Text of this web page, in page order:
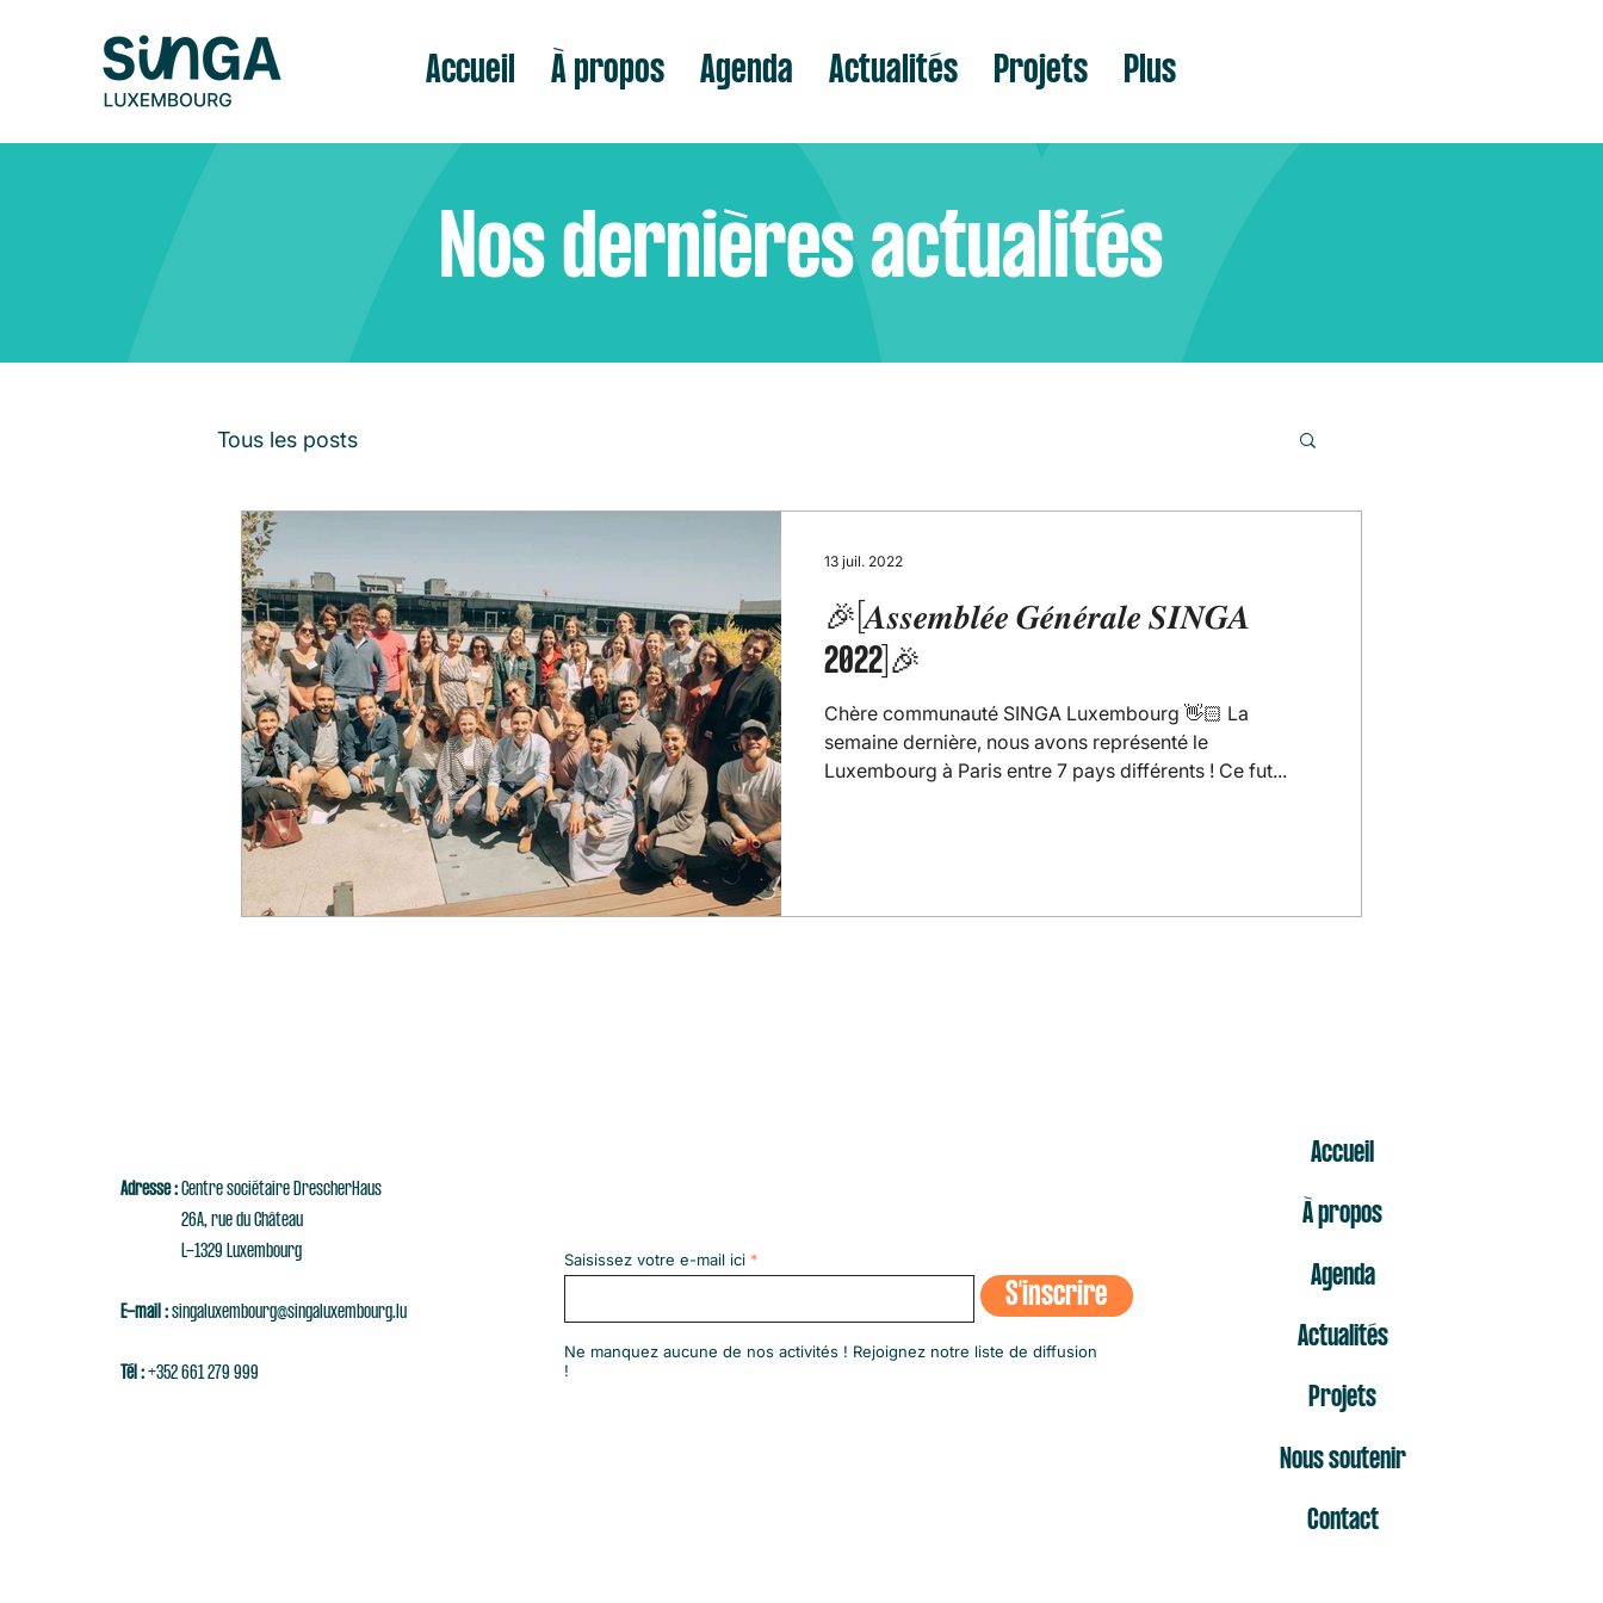
Accueil À propos Agenda Actualités Projets Plus
Nos dernières actualités
Tous les posts
🎉[𝑨𝒔𝒔𝒆𝒎𝒃𝒍𝒆́𝒆 𝑮𝒆́𝒏𝒆́𝒓𝒂𝒍𝒆 𝑺𝑰𝑵𝑮𝑨
2022]🎉
Chère communauté SINGA Luxembourg 👋🏻 La
semaine dernière, nous avons représenté le
Luxembourg à Paris entre 7 pays différents ! Ce fut...
13 juil. 2022
Adresse :Centre sociétaire DrescherHaus
26A, rue du Château
L-1329 Luxembourg
E-mail :singaluxembourg@singaluxembourg.lu
Tél :+352 661 279 999
Saisissez votre e-mail ici
S'inscrire
​Ne manquez aucune de nos activités ! Rejoignez notre liste de diffusion
!
Accueil
À propos
Agenda
Actualités
Projets
Nous soutenir
Contact